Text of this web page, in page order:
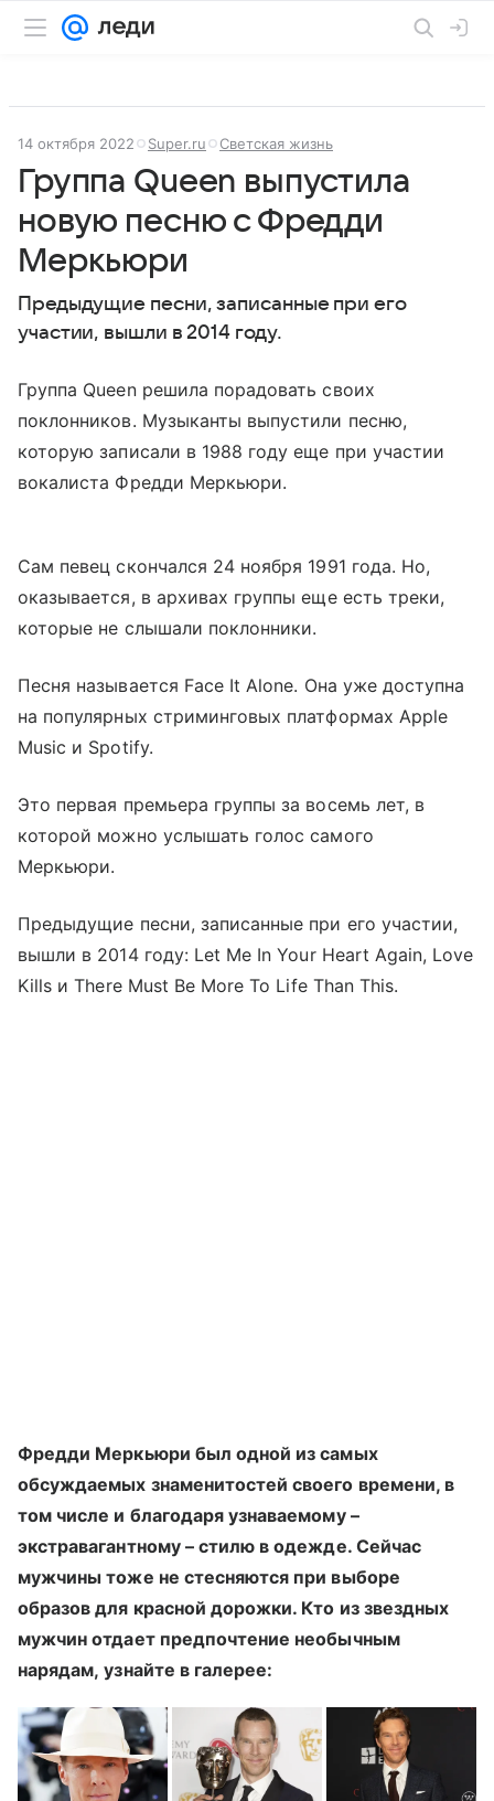
14 октября 2022 Super.ru Светская жизнь
Группа Queen выпустила
новую песню с Фредди
Меркьюри
Предыдущие песни, записанные при его
участии, вышли в 2014 году.
Группа Queen решила порадовать своих
поклонников. Музыканты выпустили песню,
которую записали в 1988 году еще при участии
вокалиста Фредди Меркьюри.
Сам певец скончался 24 ноября 1991 года. Но,
оказывается, в архивах группы еще есть треки,
которые не слышали поклонники.
Песня называется Face It Alone. Она уже доступна
на популярных стриминговых платформах Apple
Music и Spotify.
Это первая премьера группы за восемь лет, в
которой можно услышать голос самого
Меркьюри.
Предыдущие песни, записанные при его участии,
вышли в 2014 году: Let Me In Your Heart Again, Love
Kills и There Must Be More To Life Than This.
Фредди Меркьюри был одной из самых
обсуждаемых знаменитостей своего времени, в
том числе и благодаря узнаваемому –
экстравагантному – стилю в одежде. Сейчас
мужчины тоже не стесняются при выборе
образов для красной дорожки. Кто из звездных
мужчин отдает предпочтение необычным
нарядам, узнайте в галерее: